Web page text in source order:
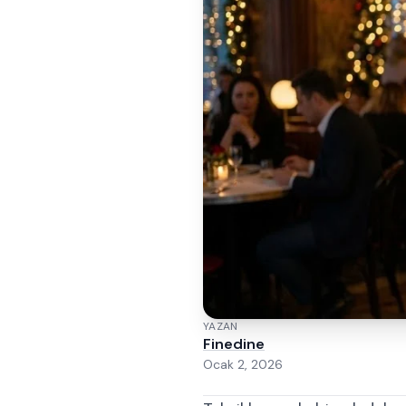
YAZAN
Finedine
Ocak 2, 2026